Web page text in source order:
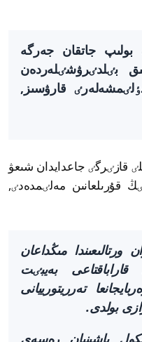
بولىپ جاتقان جەرگە
بٸلدٸرۋشٸلەردەن
قارۋسىز,
قازٸرگٸ جاعدايدان شىعۋ
قۇرىلعانىن مەلٸمدەدٸ,
مىڭداعان
بەيبٸت
تەرريتورييانى
بولدى.
پاشينيان رەسەي